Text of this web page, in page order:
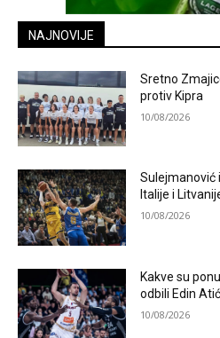
NAJNOVIJE
Sretno
protiv Kipra
10/08/2026
Sulejmanović
Italije i
10/08/2026
Kakve su
odbili Edin
10/08/2026